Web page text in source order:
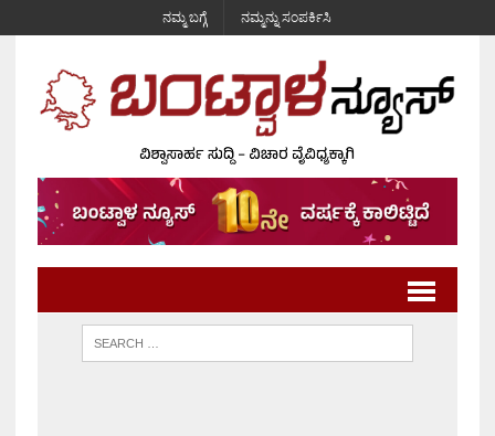
ನಮ್ಮ ಬಗ್ಗೆ ನಮ್ಮನ್ನು ಸಂಪರ್ಕಿಸಿ